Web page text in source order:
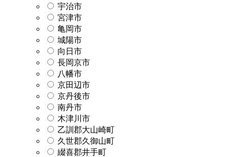
宇治市
宮津市
亀岡市
城陽市
向日市
長岡京市
八幡市
京田辺市
京丹後市
南丹市
木津川市
乙訓郡大山崎町
久世郡久御山町
綴喜郡井手町